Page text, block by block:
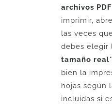
archivos PDF
imprimir,
las veces
debes elegir
tamaño real
bien la
hojas según
incluidas si